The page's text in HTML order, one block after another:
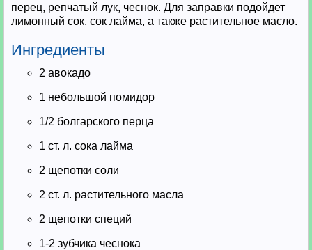
перец, репчатый лук, чеснок. Для заправки подойдет
лимонный сок, сок лайма, а также растительное масло.
Ингредиенты
2 авокадо
1 небольшой помидор
1/2 болгарского перца
1 ст. л. сока лайма
2 щепотки соли
2 ст. л. растительного масла
2 щепотки специй
1-2 зубчика чеснока